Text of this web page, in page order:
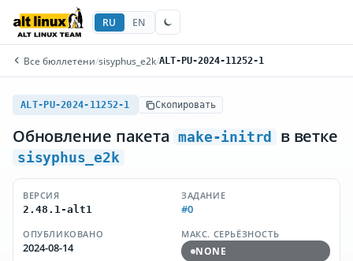
RU EN
Все бюллетени/sisyphus_e2k/ALT-PU-2024-11252-1
ALT-PU-2024-11252-1 Скопировать
Обновление пакета make-initrd в ветке
sisyphus_e2k
ВЕРСИЯ
2.48.1-alt1
ЗАДАНИЕ
#0
ОПУБЛИКОВАНО
2024-08-14
МАКС. СЕРЬЁЗНОСТЬ
NONE